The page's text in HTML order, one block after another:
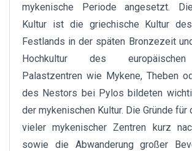
mykenische Periode angesetzt.
Kultur ist die griechische Kultur
Festlands in der späten Bronzezeit
Hochkultur des
Palastzentren wie Mykene, Theben
des Nestors bei Pylos bildeten
der mykenischen Kultur. Die Gründe
vieler mykenischer Zentren kurz
sowie die Abwanderung großer